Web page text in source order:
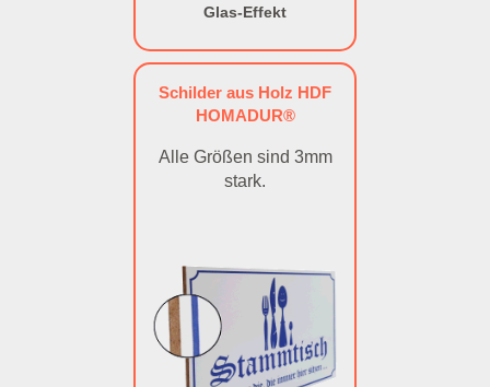
Glas-Effekt
Schilder aus Holz HDF
HOMADUR®
Alle Größen sind 3mm
stark.